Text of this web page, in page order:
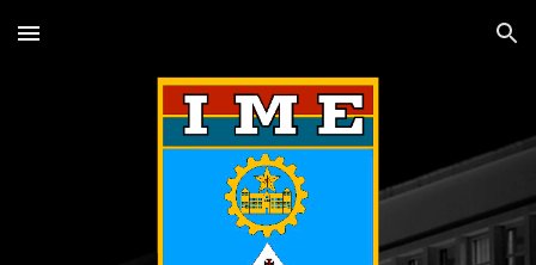
Skip to main content Skip to navigation